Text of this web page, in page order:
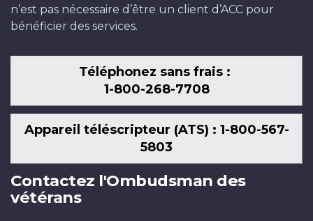
n’est pas nécessaire d’être un client d’ACC pour
bénéficier des services.
Téléphonez sans frais :
1-800-268-7708
Appareil téléscripteur (ATS) : 1-800-567-
5803
Contactez l'Ombudsman des
vétérans